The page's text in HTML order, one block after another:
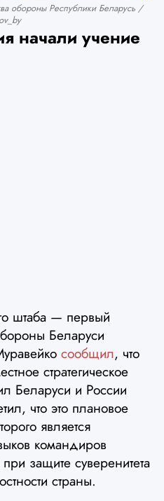
обороны Республики Беларусь /
начали учение
штаба — первый
Беларуси
сообщил, что
стратегическое
Беларуси и России
что это плановое
является
командиров
защите суверенитета
страны.